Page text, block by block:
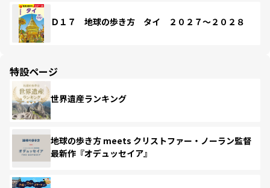
Ｄ１７ 地球の歩き方 タイ ２０２７～２０２８
特設ページ
世界遺産ランキング
地球の歩き方 meets クリストファー・ノーラン監督
最新作『オデュッセイア』